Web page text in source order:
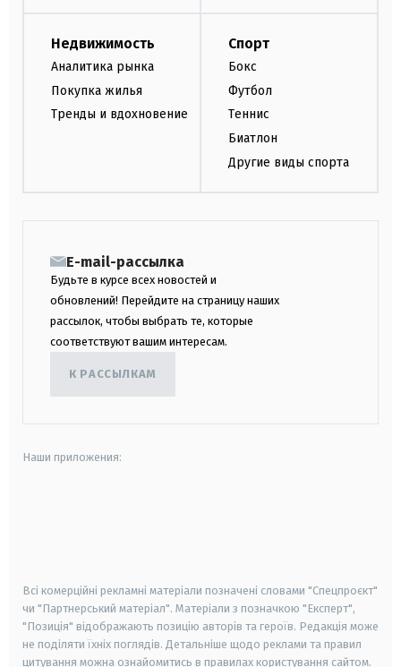
Недвижимость
Аналитика рынка
Покупка жилья
Тренды и вдохновение
Спорт
Бокс
Футбол
Теннис
Биатлон
Другие виды спорта
E-mail-рассылка
Будьте в курсе всех новостей и
обновлений! Перейдите на страницу наших
рассылок, чтобы выбрать те, которые
соответствуют вашим интересам.
К РАССЫЛКАМ
Наши приложения:
Всі комерційні рекламні матеріали позначені словами "Спецпроєкт"
чи "Партнерський матеріал". Матеріали з позначкою "Експерт",
"Позиція" відображають позицію авторів та героїв. Редакція може
не поділяти їхніх поглядів. Детальніше щодо реклами та правил
цитування можна ознайомитись в правилах користування сайтом.